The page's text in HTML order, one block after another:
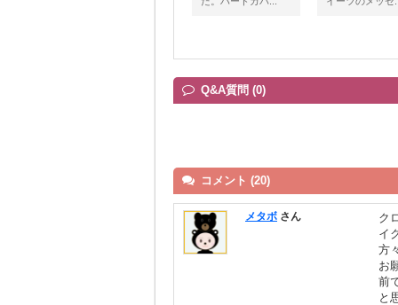
Q&A質問 (0)
コメント (20)
メタボ さん
ク
イ
方
お
前
と